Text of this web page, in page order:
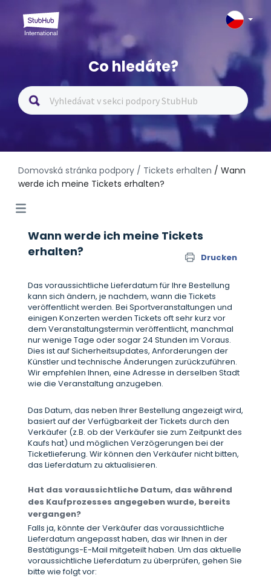
Co hledáte?
Domovská stránka podpory / Tickets erhalten / Wann
werde ich meine Tickets erhalten?
Wann werde ich meine Tickets
erhalten?
Drucken
Das voraussichtliche Lieferdatum für Ihre Bestellung
kann sich ändern, je nachdem, wann die Tickets
veröffentlicht werden. Bei Sportveranstaltungen und
einigen Konzerten werden Tickets oft sehr kurz vor
dem Veranstaltungstermin veröffentlicht, manchmal
nur wenige Tage oder sogar 24 Stunden im Voraus.
Dies ist auf Sicherheitsupdates, Anforderungen der
Künstler und technische Änderungen zurückzuführen.
Wir empfehlen Ihnen, eine Adresse in derselben Stadt
wie die Veranstaltung anzugeben.
Das Datum, das neben Ihrer Bestellung angezeigt wird,
basiert auf der Verfügbarkeit der Tickets durch den
Verkäufer (z.B. ob der Verkäufer sie zum Zeitpunkt des
Kaufs hat) und möglichen Verzögerungen bei der
Ticketlieferung. Wir können den Verkäufer nicht bitten,
das Lieferdatum zu aktualisieren.
Hat das voraussichtliche Datum, das während
des Kaufprozesses angegeben wurde, bereits
vergangen?
Falls ja, könnte der Verkäufer das voraussichtliche
Lieferdatum angepasst haben, das wir Ihnen in der
Bestätigungs-E-Mail mitgeteilt haben. Um das aktuelle
voraussichtliche Lieferdatum zu überprüfen, gehen Sie
bitte wie folgt vor: